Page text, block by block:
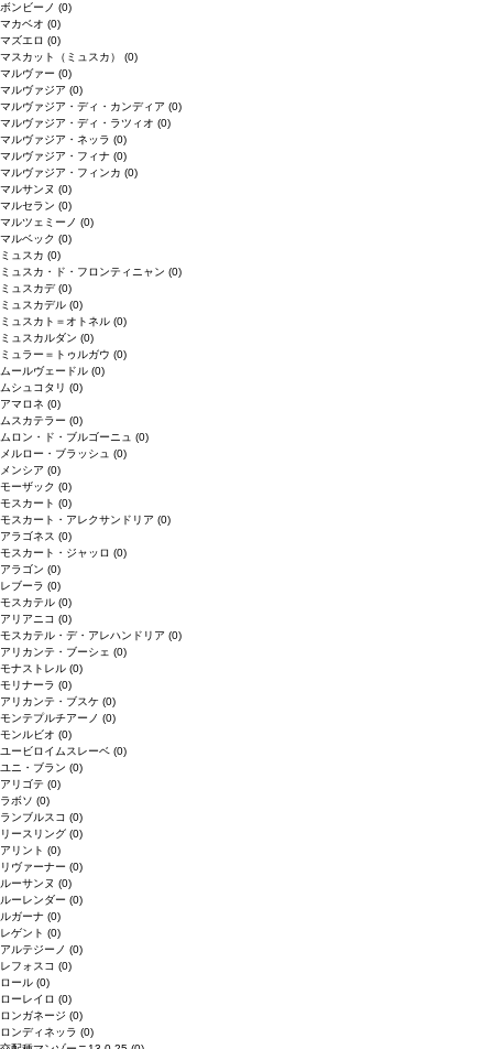
ボンビーノ (0)
マカベオ (0)
マズエロ (0)
マスカット（ミュスカ） (0)
マルヴァー (0)
マルヴァジア (0)
マルヴァジア・ディ・カンディア (0)
マルヴァジア・ディ・ラツィオ (0)
マルヴァジア・ネッラ (0)
マルヴァジア・フィナ (0)
マルヴァジア・フィンカ (0)
マルサンヌ (0)
マルセラン (0)
マルツェミーノ (0)
マルベック (0)
ミュスカ (0)
ミュスカ・ド・フロンティニャン (0)
ミュスカデ(0)
ミュスカデル (0)
ミュスカト＝オトネル (0)
ミュスカルダン (0)
ミュラー＝トゥルガウ (0)
ムールヴェードル (0)
ムシュコタリ (0)
アマロネ (0)
ムスカテラー (0)
ムロン・ド・ブルゴーニュ (0)
メルロー・ブラッシュ (0)
メンシア (0)
モーザック (0)
モスカート (0)
モスカート・アレクサンドリア (0)
アラゴネス (0)
モスカート・ジャッロ (0)
アラゴン (0)
レブーラ (0)
モスカテル (0)
アリアニコ (0)
モスカテル・デ・アレハンドリア (0)
アリカンテ・ブーシェ (0)
モナストレル (0)
モリナーラ (0)
アリカンテ・ブスケ (0)
モンテプルチアーノ (0)
モンルビオ (0)
ユービロイムスレーベ (0)
ユニ・ブラン (0)
アリゴテ (0)
ラボソ (0)
ランブルスコ (0)
リースリング (0)
アリント (0)
リヴァーナー (0)
ルーサンヌ (0)
ルーレンダー (0)
ルガーナ (0)
レゲント (0)
アルテジーノ (0)
レフォスコ (0)
ロール (0)
ローレイロ (0)
ロンガネージ (0)
ロンディネッラ (0)